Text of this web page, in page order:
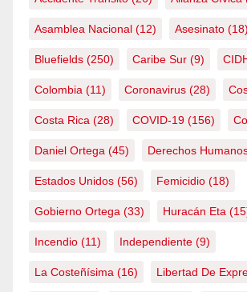
Asamblea Nacional (12) Asesinato (18)
Bluefields (250) Caribe Sur (9)
Colombia (11) Coronavirus (28)
Costa Rica (28) COVID-19 (156)
Daniel Ortega (45) Derechos
Estados Unidos (56) Femicidio (18)
Gobierno Ortega (33) Huracán Eta
Incendio (11) Independiente (9)
La Costeñísima (16) Libertad De